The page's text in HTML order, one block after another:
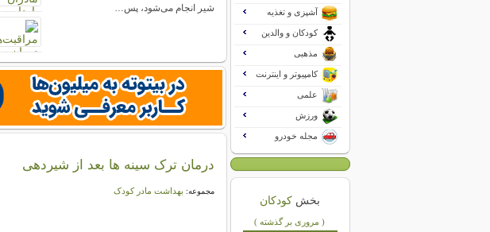
شیر انجام می‌شود، پس…
درمان ترک سینه ها بعد از شیردهی
مجموعه: بهداشت مادر کودک
آشپزی و تغذیه
کودکان و والدین
مذهبی
کامپیوتر و اینترنت
علمی
ورزش
مجله خودرو
بخش کودکان
( مروری بر گذشته )